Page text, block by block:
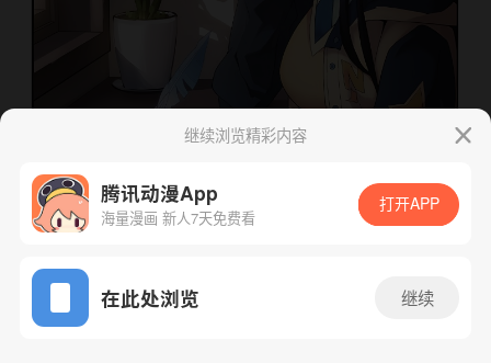
App免费看
下一话 腾漫App免费看
继续浏览精彩内容
腾讯动漫App
海量漫画 新人7天免费看
打开APP
在此处浏览 继续